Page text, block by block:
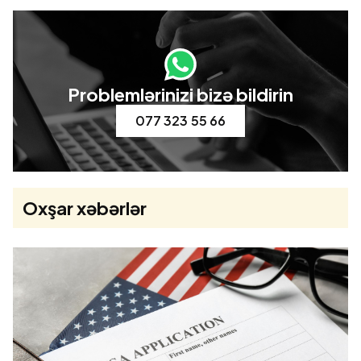
Problemlərinizi bizə bildirin
077 323 55 66
Oxşar xəbərlər